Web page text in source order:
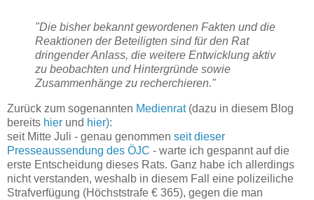
"Die bisher bekannt gewordenen Fakten und die
Reaktionen der Beteiligten sind für den Rat
dringender Anlass, die weitere Entwicklung aktiv
zu beobachten und Hintergründe sowie
Zusammenhänge zu recherchieren."
Zurück zum sogenannten Medienrat(dazu in diesem Blog
bereits hier und hier):
seit Mitte Juli - genau genommen seit dieser
Presseaussendung des ÖJC - warte ich gespannt auf die
erste Entscheidung dieses Rats. Ganz habe ich allerdings
nicht verstanden, weshalb in diesem Fall eine polizeiliche
Strafverfügung (Höchststrafe € 365), gegen die man